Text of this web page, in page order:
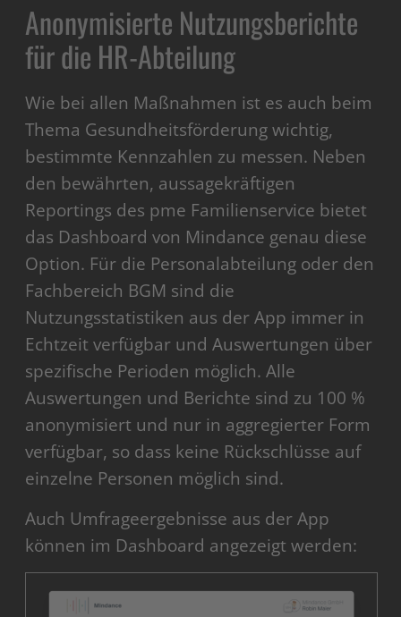
Anonymisierte Nutzungsberichte
für die HR-Abteilung
Wie bei allen Maßnahmen ist es auch beim
Thema Gesundheitsförderung wichtig,
bestimmte Kennzahlen zu messen. Neben
den bewährten, aussagekräftigen
Reportings des pme Familienservice bietet
das Dashboard von Mindance genau diese
Option. Für die Personalabteilung oder den
Fachbereich BGM sind die
Nutzungsstatistiken aus der App immer in
Echtzeit verfügbar und Auswertungen über
spezifische Perioden möglich. Alle
Auswertungen und Berichte sind zu 100 %
anonymisiert und nur in aggregierter Form
verfügbar, so dass keine Rückschlüsse auf
einzelne Personen möglich sind.
Auch Umfrageergebnisse aus der App
können im Dashboard angezeigt werden: